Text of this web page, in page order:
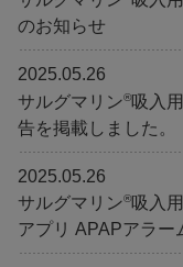
のお知らせ
2025.05.26
サルグマリン®吸入
告を掲載しました。
2025.05.26
サルグマリン®吸入
アプリ APAPアラー